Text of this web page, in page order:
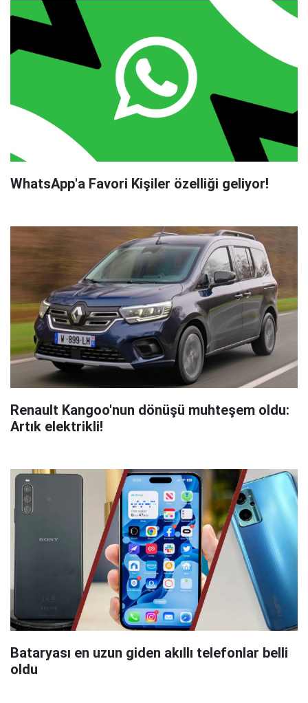
WhatsApp'a Favori Kişiler özelliği geliyor!
Renault Kangoo'nun dönüşü muhteşem oldu:
Artık elektrikli!
Bataryası en uzun giden akıllı telefonlar belli
oldu